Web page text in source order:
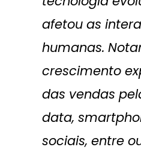
afetou as
humanas.
crescimento
das vendas
data,
sociais, entre